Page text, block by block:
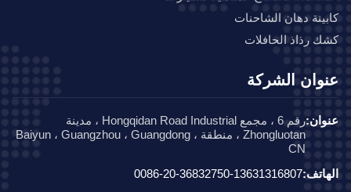
دهان الشاحنات
رذاذ الحافلات
الشركة
رقم 6 ، مجمع Hongqidan Road Industrial ، مدينة
Zhongluotan ، منطقة Baiyun ، Guangzhou ، Guangdong ،
0086-20-36832750-13631316807